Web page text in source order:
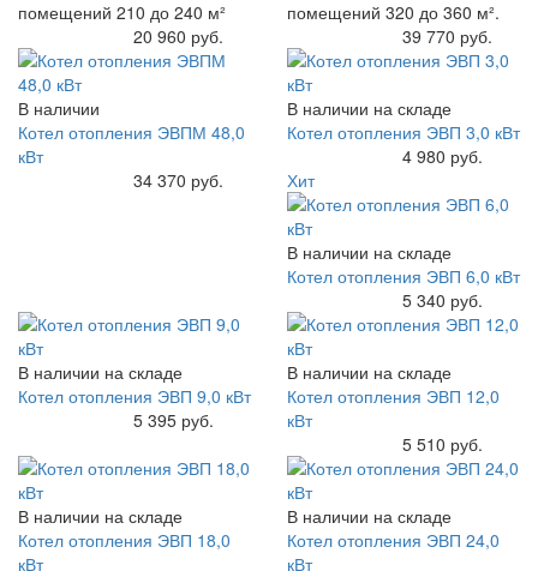
помещений 210 до 240 м²
20 960 руб.
помещений 320 до 360 м².
39 770 руб.
В наличии
Котел отопления ЭВПМ 48,0
кВт
34 370 руб.
В наличии на складе
Котел отопления ЭВП 3,0 кВт
4 980 руб.
Хит
В наличии на складе
Котел отопления ЭВП 6,0 кВт
5 340 руб.
В наличии на складе
Котел отопления ЭВП 9,0 кВт
5 395 руб.
В наличии на складе
Котел отопления ЭВП 12,0
кВт
5 510 руб.
В наличии на складе
Котел отопления ЭВП 18,0
кВт
В наличии на складе
Котел отопления ЭВП 24,0
кВт